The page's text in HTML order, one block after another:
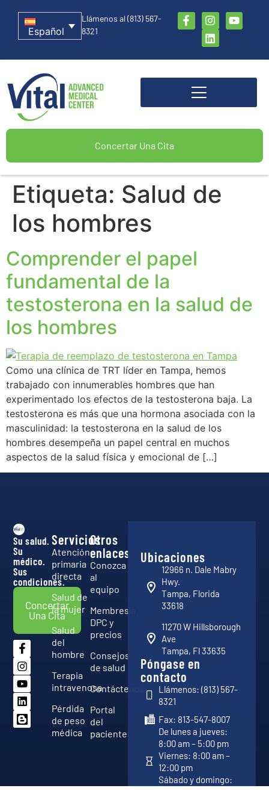
Español
Llámenos al (813) 567-
8321
Concertar Una Cita
Etiqueta: Salud de
los hombres
Comprender el papel
fundamental de la
testosterona en la salud de
los hombres
Como una clínica de TRT líder en Tampa, hemos
trabajado con innumerables hombres que han
experimentado los efectos de la testosterona baja. La
testosterona es más que una hormona asociada con la
masculinidad: la testosterona en la salud de los
hombres desempeña un papel central en muchos
aspectos de la salud física y emocional de […]
Su salud.
Su
médico.
Sus
condiciones.
Concertar
Una Cita
Servicios
Atención
primaria
directa
Salud de
la mujer
Salud
del
hombre
Terapia
intravenosa
Pérdida
de peso
médica
Otros
enlaces
Conozca
al
equipo
Membresía
DPC y
precios
Consejos
de salud
Contáctenos
Portal
del
paciente
Ubicaciones
12966 n. Dale Mabry
Hwy.
Tampa, Florida
33618
11270 W Hillsborough
Ave
Tampa, Fl 33635
Póngase en
contacto
Llámenos: (813) 567-
8321
Fax: 813-547-8007
De lunes a jueves:
8:00 am – 5:00 pm
Viernes: 8:00 am –
12:00 pm
Sábado y domingo: